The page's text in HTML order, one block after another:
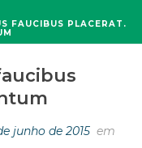
FAUCIBUS PLACERAT.
junho de 2015 em